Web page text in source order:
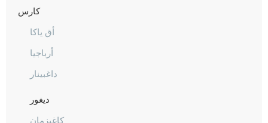
كارس
أق ياكا
أرباجيا
داغبينار
ديغور
كاغيزمان